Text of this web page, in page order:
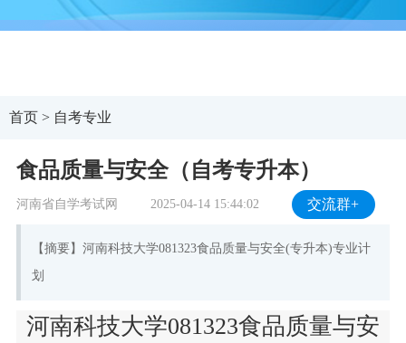
首页> 自考专业
食品质量与安全（自考专升本）
河南省自学考试网 2025-04-14 15:44:02 交流群+
【摘要】河南科技大学081323食品质量与安全(专升本)专业计
划
河南科技大学081323食品质量与安